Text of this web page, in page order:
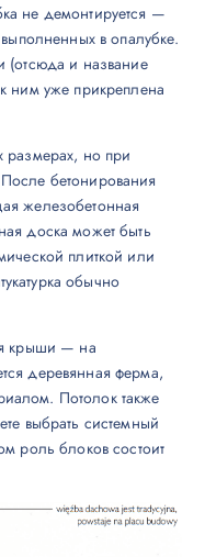
не демонтируется —
в опалубке.
(отсюда и название
ним уже прикреплена
размерах, но при
бетонирования
железобетонная
доска может быть
плиткой или
обычно
крыши — на
деревянная ферма,
Потолок также
выбрать системный
роль блоков состоит